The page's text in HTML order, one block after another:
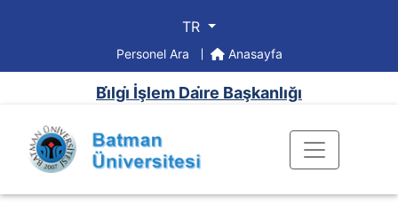
TR
Personel Ara Anasayfa
Bi̇lgi̇ İşlem Dai̇re Başkanlığı